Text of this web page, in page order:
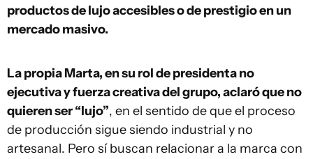
productos de lujo accesibles o de prestigio en un
mercado masivo.
La propia Marta, en su rol de presidenta no
ejecutiva y fuerza creativa del grupo, aclaró que no
quieren ser “lujo”, en el sentido de que el proceso
de producción sigue siendo industrial y no
artesanal. Pero sí buscan relacionar a la marca con